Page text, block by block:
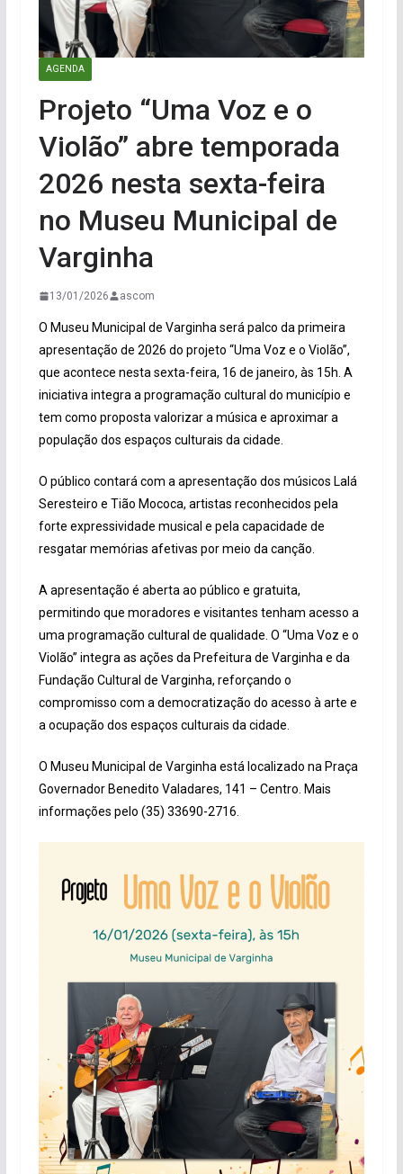
AGENDA
Projeto “Uma Voz e o
Violão” abre temporada
2026 nesta sexta-feira
no Museu Municipal de
Varginha
13/01/2026 ascom
O Museu Municipal de Varginha será palco da primeira
apresentação de 2026 do projeto “Uma Voz e o Violão”,
que acontece nesta sexta-feira, 16 de janeiro, às 15h. A
iniciativa integra a programação cultural do município e
tem como proposta valorizar a música e aproximar a
população dos espaços culturais da cidade.
O público contará com a apresentação dos músicos Lalá
Seresteiro e Tião Mococa, artistas reconhecidos pela
forte expressividade musical e pela capacidade de
resgatar memórias afetivas por meio da canção.
A apresentação é aberta ao público e gratuita,
permitindo que moradores e visitantes tenham acesso a
uma programação cultural de qualidade. O “Uma Voz e o
Violão” integra as ações da Prefeitura de Varginha e da
Fundação Cultural de Varginha, reforçando o
compromisso com a democratização do acesso à arte e
a ocupação dos espaços culturais da cidade.
O Museu Municipal de Varginha está localizado na Praça
Governador Benedito Valadares, 141 – Centro. Mais
informações pelo (35) 33690-2716.